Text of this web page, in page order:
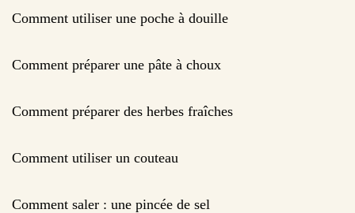
Comment utiliser une poche à douille
Comment préparer une pâte à choux
Comment préparer des herbes fraîches
Comment utiliser un couteau
Comment saler : une pincée de sel